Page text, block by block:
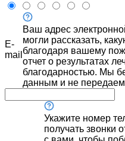
E-
mail
Ваш адрес
могли рассказать,
благодаря вашему
отчет о результатах
благодарностью. Мы
данным и не
Укажите номер
получать звонки